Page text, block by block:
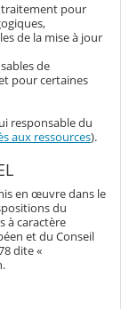
traitement pour
de la mise à jour
de
pour certaines
responsable du
aux ressources).
en œuvre dans le
du
à caractère
et du Conseil
dite «